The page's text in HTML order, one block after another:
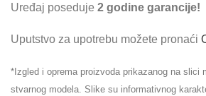
Uređaj poseduje 2 godine garancije!
Uputstvo za upotrebu možete pronaći
*Izgled i oprema proizvoda prikazanog na slici
stvarnog modela. Slike su informativnog